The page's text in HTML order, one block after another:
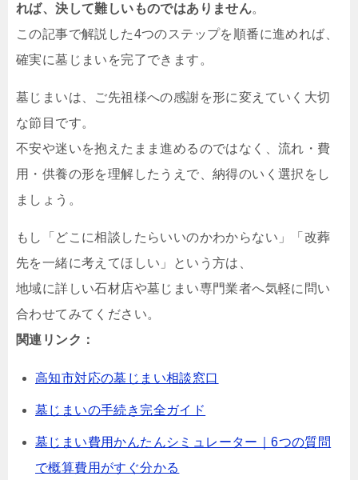
れば、決して難しいものではありません。
この記事で解説した4つのステップを順番に進めれば、
確実に墓じまいを完了できます。
墓じまいは、ご先祖様への感謝を形に変えていく大切
な節目です。
不安や迷いを抱えたまま進めるのではなく、流れ・費
用・供養の形を理解したうえで、納得のいく選択をし
ましょう。
もし「どこに相談したらいいのかわからない」「改葬
先を一緒に考えてほしい」という方は、
地域に詳しい石材店や墓じまい専門業者へ気軽に問い
合わせてみてください。
関連リンク：
高知市対応の墓じまい相談窓口
墓じまいの手続き完全ガイド
墓じまい費用かんたんシミュレーター｜6つの質問
で概算費用がすぐ分かる